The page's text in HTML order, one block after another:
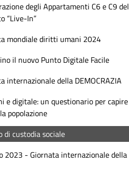
degli Appartamenti C6 e C9 del
“Live-In”
mondiale diritti umani 2024
il nuovo Punto Digitale Facile
internazionale della DEMOCRAZIA
e digitale: un questionario per capire
popolazione
di custodia sociale
2023 - Giornata internazionale della